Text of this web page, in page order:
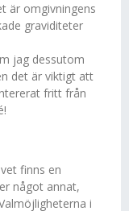
är omgivningens
graviditeter
jag dessutom
det är viktigt att
fritt från
finns en
något annat,
i